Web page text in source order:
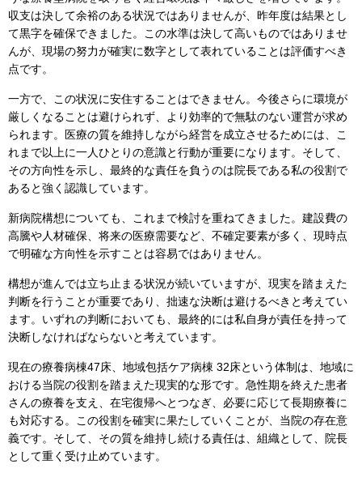
収支は決して余裕のある状況ではありませんが、昨年度は結果とし
て黒字を確保できました。この水準は決して高いものではありませ
んが、現場の努力が確実に数字として表れていることは評価すべき
点です。
一方で、この状況に安住することはできません。今後さらに環境が
厳しくなることは避けられず、より効率的で無駄のない運営が求め
られます。医療の質を維持しながら経営を成立させるためには、こ
れまで以上に一人ひとりの意識と行動が重要になります。そして、
その方向性を示し、最終的な責任を負うのは院長である私の役割で
あると強く認識しています。
新病院構想についても、これまで検討を重ねてきました。建設費の
高騰や人材確保、将来の医療需要など、不確定要素が多く、現時点
で明確な方向性を示すことは容易ではありません。
構想が進んでは立ち止まる状況が続いていますが、現実を踏まえた
判断を行うことが重要であり、拙速な決断は避けるべきと考えてい
ます。いずれの判断においても、最終的には私自身が責任を持って
決断しなければならないと考えています。
現在の療養病棟47床、地域包括ケア病棟 32床という体制は、地域に
おける当院の役割を踏まえた現実的な形です。急性期を終えた患者
さんの療養を支え、在宅復帰へとつなぎ、必要に応じて長期療養に
も対応する。この役割を確実に果たしていくことが、当院の存在意
義です。そして、その質を維持し続ける責任は、組織として、院長
として重く受け止めています。